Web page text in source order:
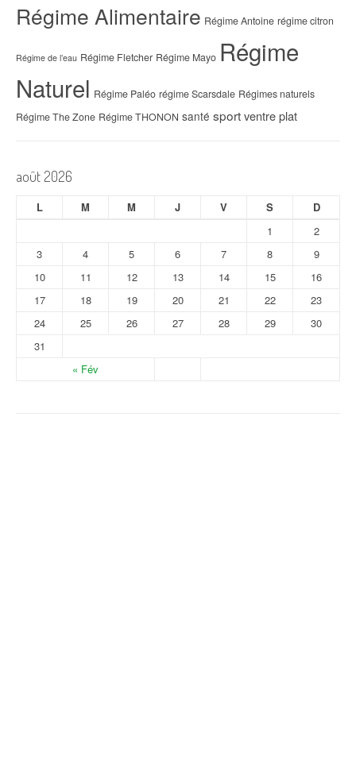
Régime Alimentaire Régime Antoine régime citron
Régime de l’eau Régime Fletcher Régime Mayo Régime
Naturel Régime Paléo régime Scarsdale Régimes naturels
Régime The Zone Régime THONON santé sportventre plat
août 2026
L M M J V S D
« Fév
1
2
3
4 5 6 7 8
9
10
11 12 13 14 15
16
17
18 19 20 21 22
23
24
25 26 27 28 29
30
31